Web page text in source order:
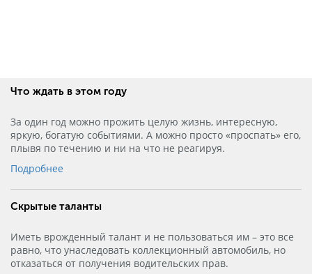
Что ждать в этом году
За один год можно прожить целую жизнь, интересную,
яркую, богатую событиями. А можно просто «проспать» его,
плывя по течению и ни на что не реагируя.
Подробнее
Скрытые таланты
Иметь врожденный талант и не пользоваться им – это все
равно, что унаследовать коллекционный автомобиль, но
отказаться от получения водительских прав.